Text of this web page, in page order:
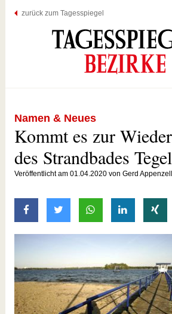
zurück zum Tagesspiegel
Namen & Neues
Kommt es zur
des Strandbades
Veröffentlicht am 01.04.2020 von Gerd
auf Facebook teilen
auf Twitter teilen
mit Whatsapp
auf